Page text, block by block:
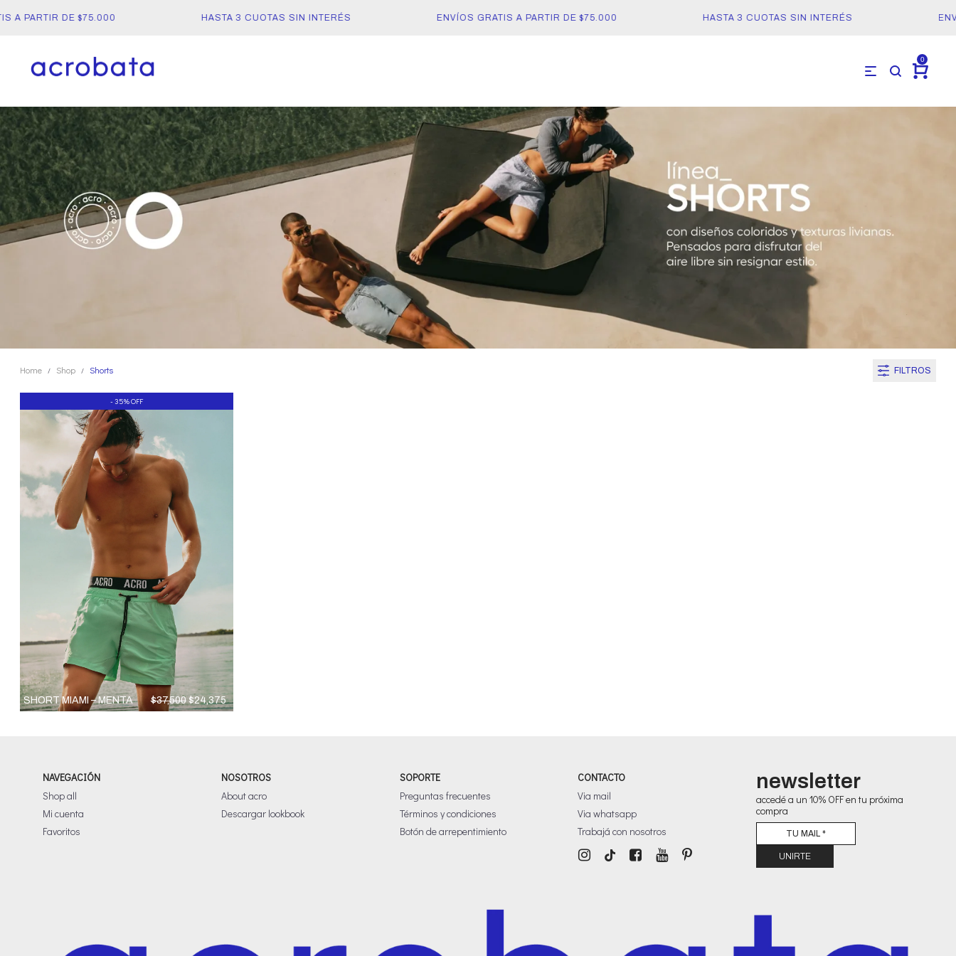
PARTIR DE $75.000 HASTA 3 CUOTAS SIN INTERÉS ENVÍOS GRATIS A PARTIR DE $75.000 HASTA 3 CUOTAS SIN INTERÉS
acrobata
0
Home / Shop / Shorts FILTROS
- 35% OFF
SHORT MIAMI – MENTA $37,500 El
precio
$24,375El
precio
NAVEGACIÓN
Shop all
Mi cuenta
Favoritos
NOSOTROS
About acro
Descargar lookbook
SOPORTE
Preguntas frecuentes
Términos y condiciones
Botón de arrepentimiento
CONTACTO
Via mail
Via whatsapp
Trabajá con nosotros
newsletter
accedé a un 10% OFF en tu próxima
compra